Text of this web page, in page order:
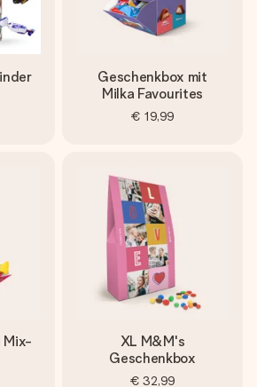
Geschenkbox mit
Milka Favourites
€ 19,99
Mix-
XL M&M's
Geschenkbox
€ 32,99